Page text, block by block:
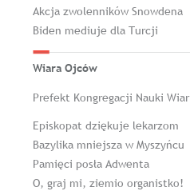
Akcja zwolenników Snowdena
Biden mediuje dla Turcji
Wiara Ojców
Prefekt Kongregacji Nauki Wiar
Episkopat dziękuje lekarzom
Bazylika mniejsza w Myszyńcu
Pamięci posła Adwenta
O, graj mi, ziemio organistko!